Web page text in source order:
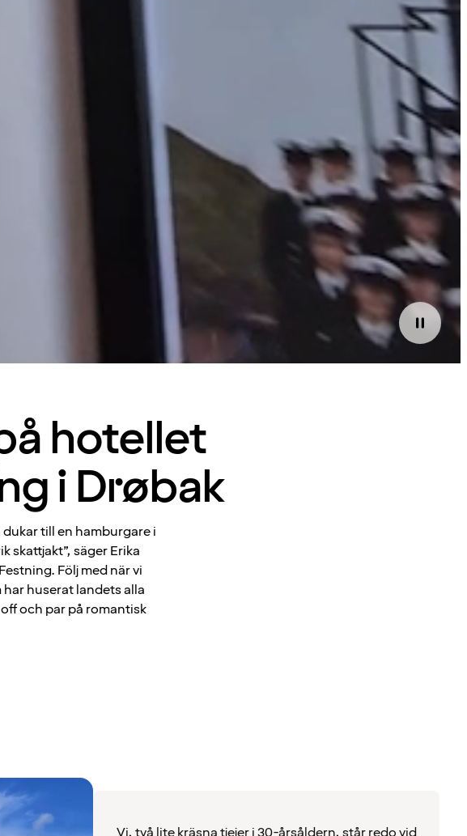
hotellet
i Drøbak
till en hamburgare i
skattjakt”, säger Erika
Följ med när vi
huserat landets alla
och par på romantisk